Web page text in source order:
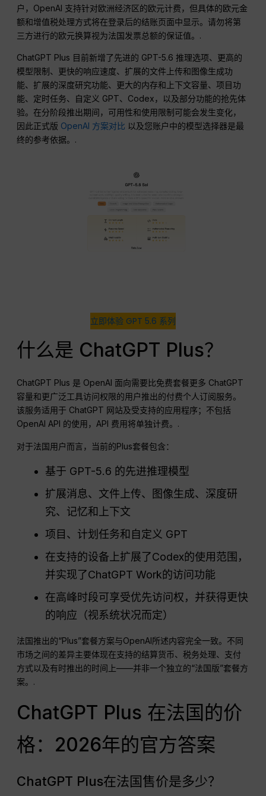
户，OpenAI 支持针对欧洲经济区的欧元计费，但具体的欧元金
额和增值税处理方式将在登录后的结账页面中显示。请勿将第
三方进行的欧元换算视为法国发票总额的保证值。.
ChatGPT Plus 目前新增了先进的 GPT-5.6 推理选项、更高的
模型限制、更快的响应速度、扩展的文件上传和图像生成功
能、扩展的深度研究功能、更大的内存和上下文容量、项目功
能、定时任务、自定义 GPT、Codex，以及部分功能的抢先体
验。在分阶段推出期间，可用性和使用限制可能会发生变化，
因此正式版 OpenAI 方案对比 以及您账户中的模型选择器是最
终的参考依据。.
立即体验 GPT 5.6 系列
什么是 ChatGPT Plus？
ChatGPT Plus 是 OpenAI 面向需要比免费套餐更多 ChatGPT
容量和更广泛工具访问权限的用户推出的付费个人订阅服务。
该服务适用于 ChatGPT 网站及受支持的应用程序；不包括
OpenAI API 的使用，API 费用将单独计费。.
对于法国用户而言，当前的Plus套餐包含：
基于 GPT-5.6 的先进推理模型
扩展消息、文件上传、图像生成、深度研
究、记忆和上下文
项目、计划任务和自定义 GPT
在支持的设备上扩展了Codex的使用范围，
并实现了ChatGPT Work的访问功能
在高峰时段可享受优先访问权，并获得更快
的响应（视系统状况而定）
法国推出的“Plus”套餐方案与OpenAI所述内容完全一致。不同
市场之间的差异主要体现在支持的结算货币、税务处理、支付
方式以及有时推出的时间上——并非一个独立的“法国版”套餐方
案。.
ChatGPT Plus 在法国的价
格：2026年的官方答案
ChatGPT Plus在法国售价是多少？